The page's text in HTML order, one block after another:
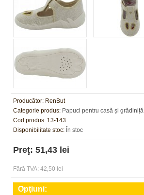
Producător: RenBut
Categorie produs: Papuci pentru casă și grădiniță
Cod produs: 13-143
Disponibilitate stoc: În stoc
Preţ: 51,43 lei
Fără TVA: 42,50 lei
Opţiuni: